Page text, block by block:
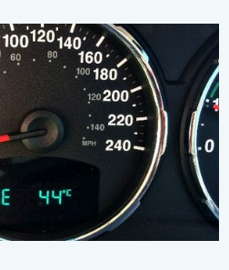
Nenechajte sa oklamať. . .